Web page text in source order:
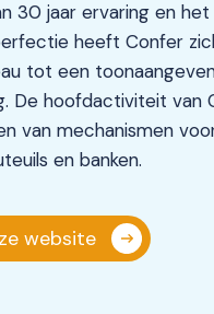
30 jaar ervaring en
heeft Confer
tot een
De hoofdactiviteit van
van mechanismen
en banken.
website